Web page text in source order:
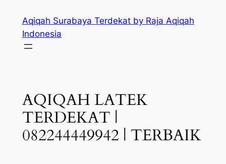
content
Aqiqah Surabaya Terdekat by Raja Aqiqah
Indonesia
AQIQAH LATEK
TERDEKAT |
082244449942 | TERBAIK